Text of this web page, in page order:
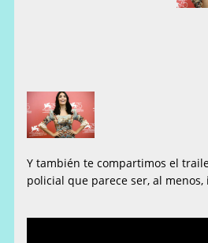
Y también te compartimos el
policial que parece ser, al